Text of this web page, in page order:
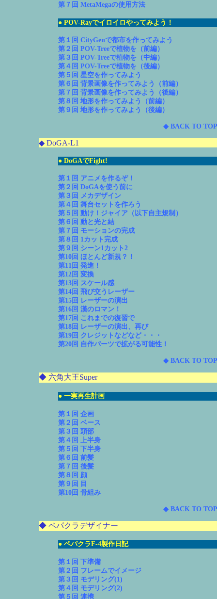
第７回 MetaMegaの使用方法
● POV-Rayでイロイロやってみよう！
第１回 CityGenで都市を作ってみよう
第２回 POV-Treeで植物を（前編）
第３回 POV-Treeで植物を（中編）
第４回 POV-Treeで植物を（後編）
第５回 星空を作ってみよう
第６回 背景画像を作ってみよう（前編）
第７回 背景画像を作ってみよう（後編）
第８回 地形を作ってみよう（前編）
第９回 地形を作ってみよう（後編）
◆ BACK TO
◆ DoGA-L1
● DoGAでFight!
第１回 アニメを作るぞ！
第２回 DoGAを使う前に
第３回 メカデザイン
第４回 舞台セットを作ろう
第５回 動け！ジャイア（以下自主規制）
第６回 動と光と結
第７回 モーションの完成
第８回 1カット完成
第９回 シーン1カット2
第10回 ほとんど新規？！
第11回 発進！
第12回 変換
第13回 スケール感
第14回 飛び交うレーザー
第15回 レーザーの演出
第16回 漢のロマン！
第17回 これまでの復習で
第18回 レーザーの演出、再び
第19回 クレジットなどなど・・・
第20回 自作パーツで拡がる可能性！
◆ BACK TO
◆ 六角大王Super
● 一実再生計画
第１回 企画
第２回 ベース
第３回 頭部
第４回 上半身
第５回 下半身
第６回 前髪
第７回 後髪
第８回 顔
第９回 目
第10回 骨組み
◆ BACK TO
◆ ペパクラデザイナー
● ペパクラF-4製作日記
第１回 下準備
第２回 フレームでイメージ
第３回 モデリング(1)
第４回 モデリング(2)
第５回 連携